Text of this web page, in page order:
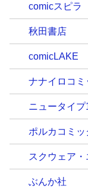
comicスピラ
秋田書店
comicLAKE
ナナイロコミ
ニュータイ
ポルカコミッ
スクウェア
ぶんか社